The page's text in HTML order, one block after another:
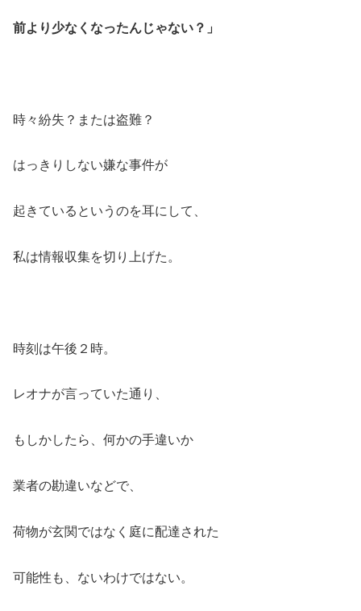
前より少なくなったんじゃない？」
時々紛失？または盗難？
はっきりしない嫌な事件が
起きているというのを耳にして、
私は情報収集を切り上げた。
時刻は午後２時。
レオナが言っていた通り、
もしかしたら、何かの手違いか
業者の勘違いなどで、
荷物が玄関ではなく庭に配達された
可能性も、ないわけではない。